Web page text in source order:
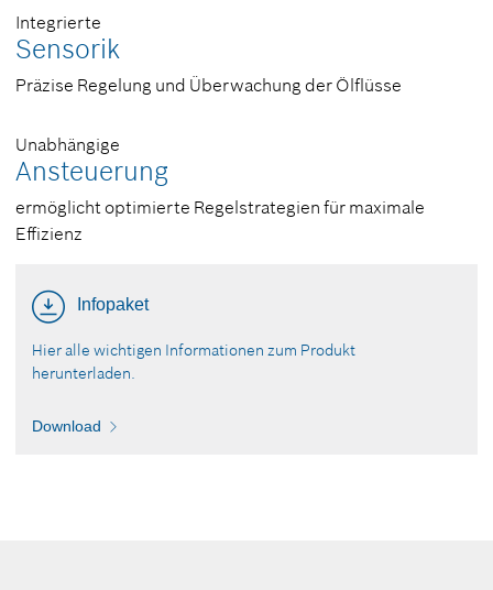
Integrierte
Sensorik
Präzise Regelung und Überwachung der Ölflüsse
Unabhängige
Ansteuerung
ermöglicht optimierte Regelstrategien für maximale
Effizienz
Infopaket
Hier alle wichtigen Informationen zum Produkt
herunterladen.
Download